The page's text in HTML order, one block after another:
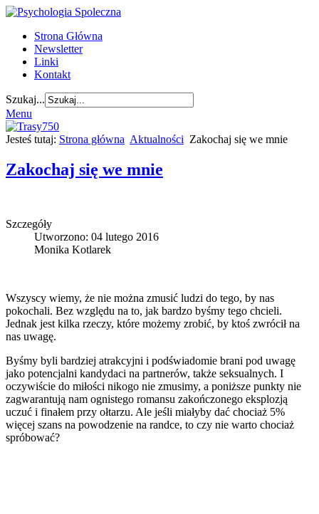
Strona Główna
Newsletter
Linki
Kontakt
Szukaj...
Menu
Jesteś tutaj: Strona główna Aktualności Zakochaj się we mnie
Zakochaj się we mnie
Szczegóły
Utworzono: 04 lutego 2016
Monika Kotlarek
Wszyscy wiemy, że nie można zmusić ludzi do tego, by nas
pokochali. Bez względu na to, jak bardzo byśmy tego chcieli.
Jednak jest kilka rzeczy, które możemy zrobić, by ktoś zwrócił na
nas uwagę.
Byśmy byli bardziej atrakcyjni i podświadomie brani pod uwagę
jako potencjalni kandydaci na partnerów, także seksualnych. I
oczywiście do miłości nikogo nie zmusimy, a poniższe punkty nie
zagwarantują nam ognistego romansu zakończonego eksplozją
uczuć i finałem przy ołtarzu. Ale jeśli miałyby dać chociaż 5%
więcej szans na powodzenie na randce, to czy nie warto chociaż
spróbować?